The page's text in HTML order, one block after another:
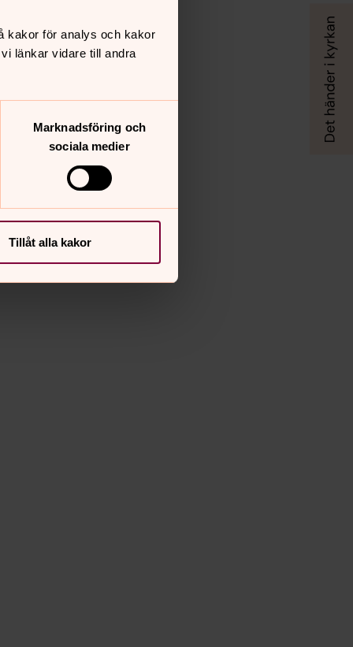
kakor för analys och kakor
länkar vidare till andra
Marknadsföring och
sociala medier
Tillåt alla kakor